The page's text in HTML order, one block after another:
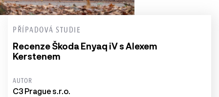
PŘÍPADOVÁ STUDIE
Recenze Škoda Enyaq iV s Alexem
Kerstenem
AUTOR
C3 Prague s.r.o.